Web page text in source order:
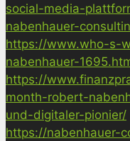
social-media-
nabenhauer-
https://www.who-s-
nabenhauer-
https://
month-robert-
und-digitaler-pionier/
https://nabenhauer-